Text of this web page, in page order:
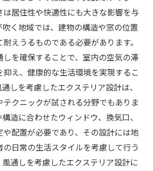
は居住性や快適性にも大きな影響を与
吹く地域では、建物の構造や窓の位置
えうるものである必要があります。
しを確保することで、室内の空気の滞
え、健康的な生活環境を実現するこ
しを考慮したエクステリア設計は、
クニックが試される分野でもありま
造に合わせたウィンドウ、換気口、
配置が必要であり、その設計には地
日常の生活スタイルを考慮して行う
通しを考慮したエクステリア設計に